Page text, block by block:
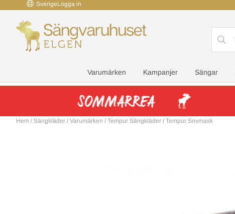
SverigeLogga in
Varumärken Kampanjer Sängar
Hem / Sängkläder / Varumärken / Tempur Sängkläder / Tempur Sovmask